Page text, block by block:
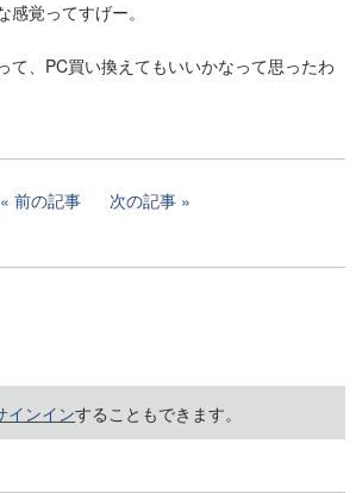
感覚ってすげー。
て、PC買い換えてもいいかなって思ったわ
前の記事 次の記事
インインすることもできます。